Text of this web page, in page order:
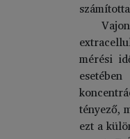
mérési
tényező,
ezt a